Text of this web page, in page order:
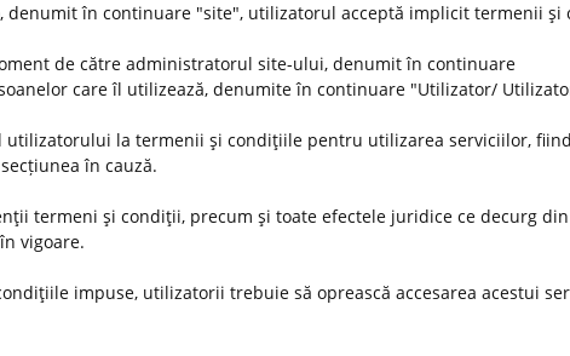
denumit în continuare "site", utilizatorul acceptă implicit termenii şi
de către administratorul site-ului, denumit în continuare
care îl utilizează, denumite în continuare "Utilizator/
la termenii şi condiţiile pentru utilizarea serviciilor, fiind
în cauză.
termeni şi condiţii, precum şi toate efectele juridice ce decurg din
vigoare.
impuse, utilizatorii trebuie să oprească accesarea acestui